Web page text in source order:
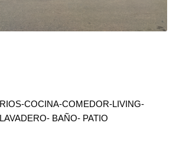
COCINA-COMEDOR-LIVING-
BAÑO- PATIO